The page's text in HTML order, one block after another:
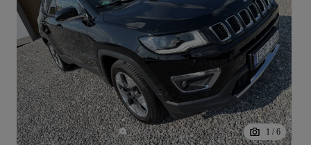
1 / 6